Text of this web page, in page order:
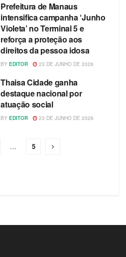
Prefeitura de Manaus
intensifica campanha ‘Junho
Violeta’ no Terminal 5 e
reforça a proteção aos
direitos da pessoa idosa
BY EDITOR 23 DE JUNHO DE 2026
Thaisa Cidade ganha
destaque nacional por
atuação social
BY EDITOR 23 DE JUNHO DE 2026
… 5